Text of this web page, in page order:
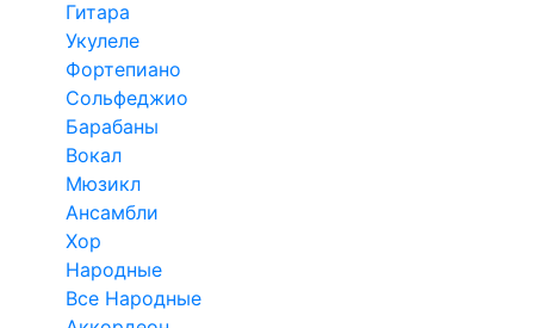
Гитара
Укулеле
Фортепиано
Сольфеджио
Барабаны
Вокал
Мюзикл
Ансамбли
Хор
Народные
Все Народные